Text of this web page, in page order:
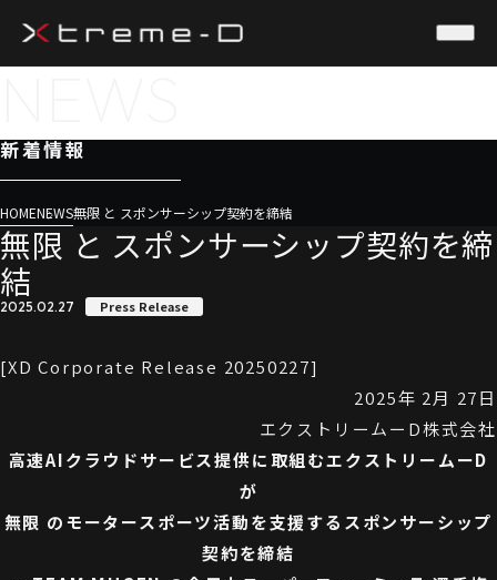
新着情報
HOMENEWS無限 と スポンサーシップ契約を締結
無限 と スポンサーシップ契約を締
結
2025.02.27 Press Release
[XD Corporate Release 20250227]
2025年 2月 27日
エクストリームーD株式会社
高速AIクラウドサービス提供に取組むエクストリームーD
が
無限 のモータースポーツ活動を支援するスポンサーシップ
契約を締結